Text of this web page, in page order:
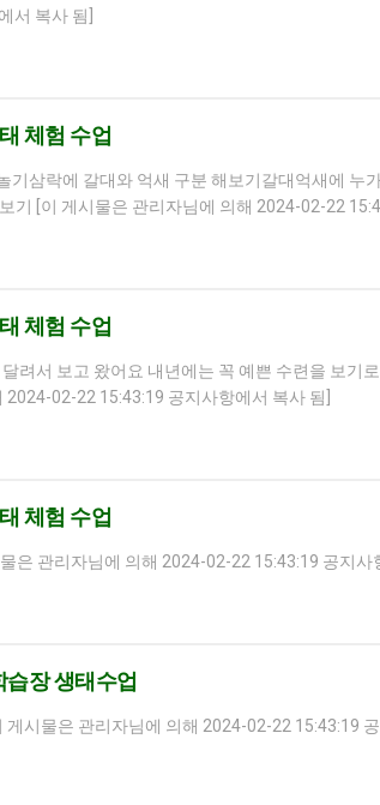
서 복사 됨]
체험 수업
기삼락에 갈대와 억새 구분 해보기갈대억새에
기 [이 게시물은 관리자님에 의해 2024-02-22
체험 수업
려서 보고 왔어요 내년에는 꼭 예쁜 수련을 보
02-22 15:43:19 공지사항에서 복사 됨]
체험 수업
은 관리자님에 의해 2024-02-22 15:43:19 공지사
장 생태수업
시물은 관리자님에 의해 2024-02-22 15:43:19